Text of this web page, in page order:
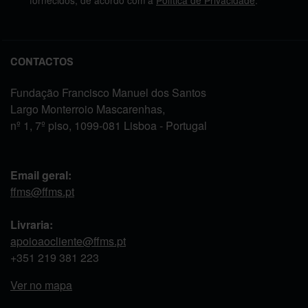
CONTACTOS
Fundação Francisco Manuel dos Santos
Largo Monterroio Mascarenhas,
nº 1, 7º piso, 1099-081 Lisboa - Portugal
Email geral:
ffms@ffms.pt
Livraria:
apoioaocliente@ffms.pt
+351 219 381 223
Ver no mapa